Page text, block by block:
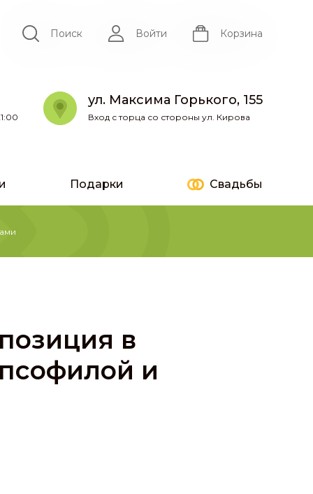
Поиск Войти Корзина
ул. Максима Горького, 155
Вход с торца со стороны ул. Кирова
Подарки Свадьбы
в
и